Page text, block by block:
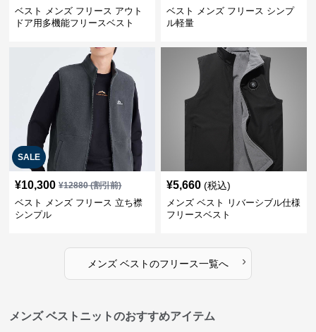
ベスト メンズ フリース アウト
ドア用多機能フリースベスト
ベスト メンズ フリース シンプ
ル軽量
SALE
¥10,300 ¥12880(割引前)
ベスト メンズ フリース 立ち襟
シンプル
¥5,660 (税込)
メンズ ベスト リバーシブル仕様
フリースベスト
メンズ ベストのフリース一覧へ ›
メンズ ベストニットのおすすめアイテム